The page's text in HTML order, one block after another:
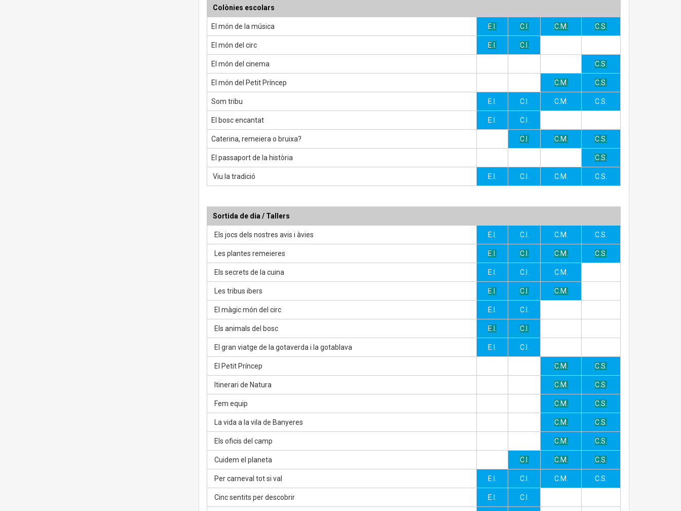
Colònies escolars
El món de la música E.I. C.I. C.M. C.S.
El món del circ E.I. C.I.
El món del cinema C.S.
El món del Petit Príncep C.M. C.S.
Som tribu E.I. C.I. C.M. C.S.
El bosc encantat E.I. C.I.
Caterina, remeiera o bruixa? C.I. C.M. C.S.
El passaport de la història C.S.
Viu la tradició E.I. C.I. C.M. C.S.
Sortida de dia / Tallers
Els jocs dels nostres avis i àvies E.I. C.I. C.M. C.S.
Les plantes remeieres E.I. C.I. C.M. C.S.
Els secrets de la cuina E.I. C.I. C.M.
Les tribus ibers E.I. C.I. C.M.
El màgic món del circ E.I. C.I.
Els animals del bosc E.I. C.I.
El gran viatge de la gotaverda i la gotablava E.I. C.I.
El Petit Príncep C.M. C.S.
Itinerari de Natura C.M. C.S.
Fem equip C.M. C.S.
La vida a la vila de Banyeres C.M. C.S.
Els oficis del camp C.M. C.S.
Cuidem el planeta C.I. C.M. C.S.
Per carneval tot si val E.I. C.I. C.M. C.S.
Cinc sentits per descobrir E.I. C.I.